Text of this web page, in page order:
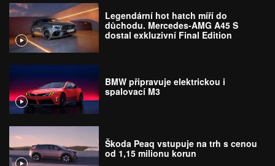
Legendární hot hatch míří do
důchodu. Mercedes-AMG A45 S
dostal exkluzivní Final Edition
BMW připravuje elektrickou i
spalovací M3
Škoda Peaq vstupuje na trh s cenou
od 1,15 milionu korun